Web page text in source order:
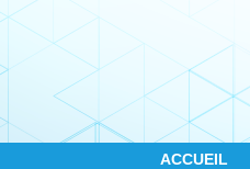
ACCUEIL